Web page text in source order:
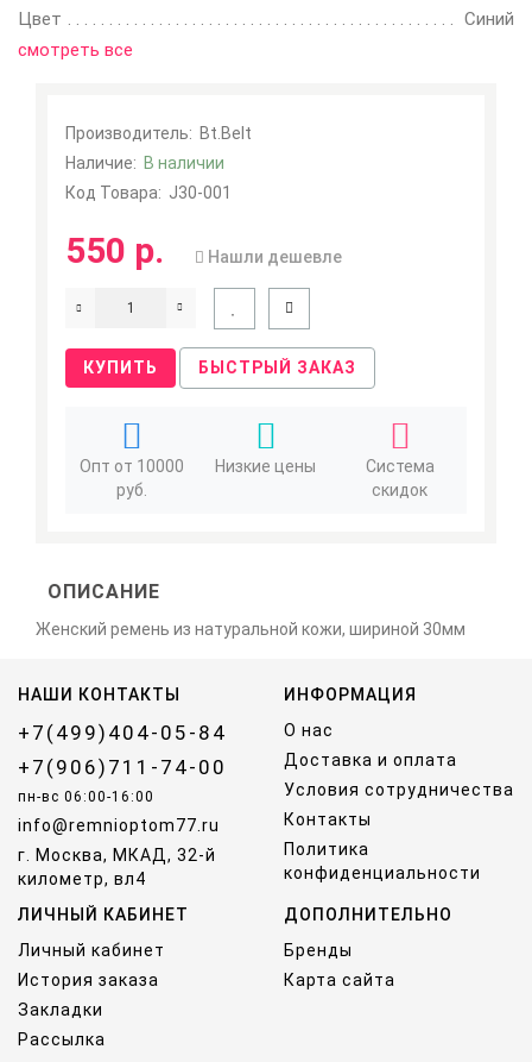
Цвет
Синий
смотреть все
Производитель: Bt.Belt
Наличие: В наличии
Код Товара: J30-001
550 р. Нашли дешевле
КУПИТЬ БЫСТРЫЙ ЗАКАЗ
Опт от 10000
руб.
Низкие цены
Система
скидок
ОПИСАНИЕ
Женский ремень из натуральной кожи, шириной 30мм
НАШИ КОНТАКТЫ
+7(499)404-05-84
+7(906)711-74-00
пн-вс 06:00-16:00
info@remnioptom77.ru
г. Москва, МКАД, 32-й
километр, вл4
ИНФОРМАЦИЯ
О нас
Доставка и оплата
Условия сотрудничества
Контакты
Политика
конфиденциальности
ЛИЧНЫЙ КАБИНЕТ
Личный кабинет
История заказа
Закладки
Рассылка
ДОПОЛНИТЕЛЬНО
Бренды
Карта сайта